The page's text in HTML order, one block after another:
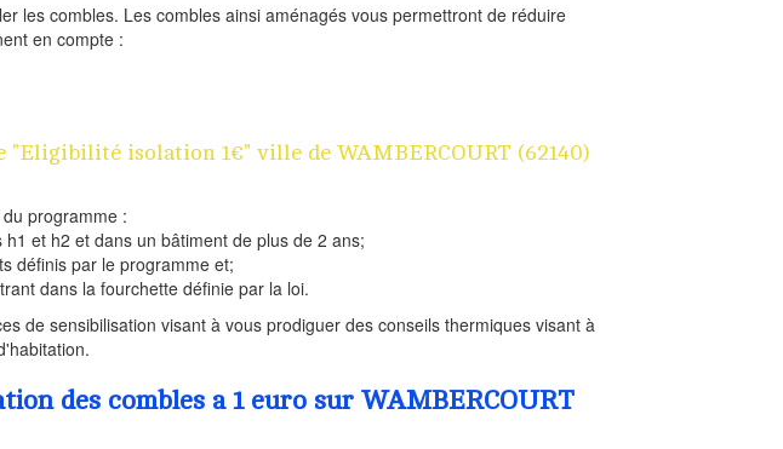
les combles. Les combles ainsi aménagés vous permettront de réduire
en compte :
isolation 1€" ville de WAMBERCOURT (62140)
programme :
et h2 et dans un bâtiment de plus de 2 ans;
définis par le programme et;
dans la fourchette définie par la loi.
de sensibilisation visant à vous prodiguer des conseils thermiques visant à
des combles a 1 euro sur WAMBERCOURT